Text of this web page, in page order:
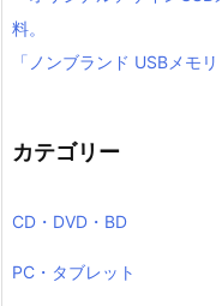
料。
「ノンブランド USBメモ
カテゴリー
CD・DVD・BD
PC・タブレット